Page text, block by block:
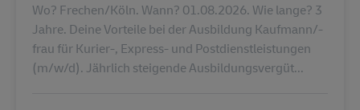
Wo? Frechen/Köln. Wann? 01.08.2026. Wie lange? 3
Jahre. Deine Vorteile bei der Ausbildung Kaufmann/-
frau für Kurier-, Express- und Postdienstleistungen
(m/w/d). Jährlich steigende Ausbildungsvergüt...